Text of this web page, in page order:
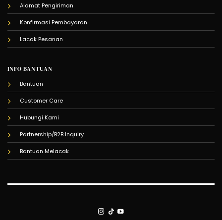
Alamat Pengiriman
Konfirmasi Pembayaran
Lacak Pesanan
INFO BANTUAN
Bantuan
Customer Care
Hubungi Kami
Partnership/B2B Inquiry
Bantuan Melacak